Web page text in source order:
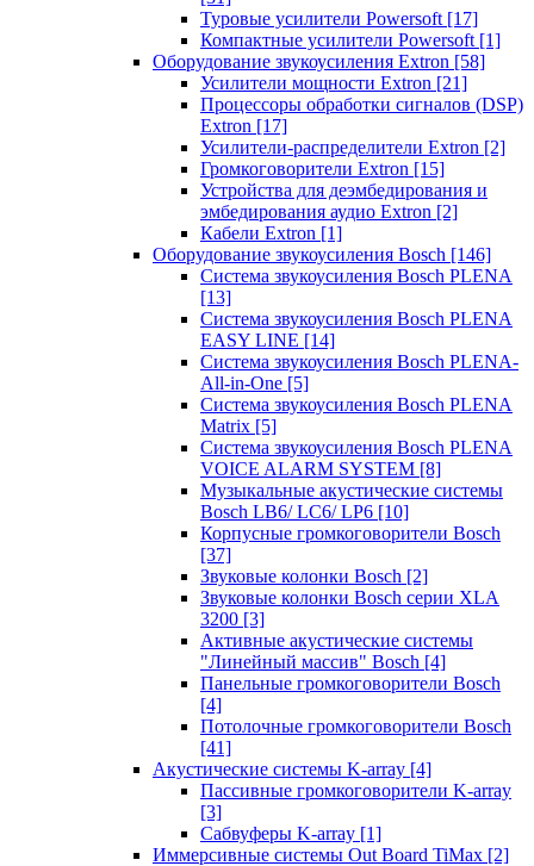
Туровые усилители Powersoft [17]
Компактные усилители Powersoft [1]
Оборудование звукоусиления Extron [58]
Усилители мощности Extron [21]
Процессоры обработки сигналов (DSP)
Extron [17]
Усилители-распределители Extron [2]
Громкоговорители Extron [15]
Устройства для деэмбедирования и
эмбедирования аудио Extron [2]
Кабели Extron [1]
Оборудование звукоусиления Bosch [146]
Система звукоусиления Bosch PLENA
[13]
Система звукоусиления Bosch PLENA
EASY LINE [14]
Система звукоусиления Bosch PLENA-
All-in-One [5]
Система звукоусиления Bosch PLENA
Matrix [5]
Система звукоусиления Bosch PLENA
VOICE ALARM SYSTEM [8]
Музыкальные акустические системы
Bosch LB6/ LC6/ LP6 [10]
Корпусные громкоговорители Bosch
[37]
Звуковые колонки Bosch [2]
Звуковые колонки Bosch серии XLA
3200 [3]
Активные акустические системы
"Линейный массив" Bosch [4]
Панельные громкоговорители Bosch
[4]
Потолочные громкоговорители Bosch
[41]
Акустические системы K-array [4]
Пассивные громкоговорители K-array
[3]
Сабвуферы K-array [1]
Иммерсивные системы Out Board TiMax [2]